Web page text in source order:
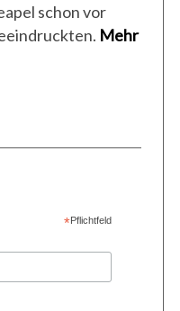
schon vor
Mehr
*Pflichtfeld